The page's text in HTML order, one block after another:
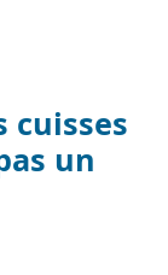
cuisses
un